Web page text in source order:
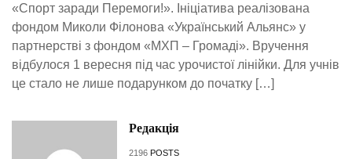
«Спорт заради Перемоги!». Ініціатива реалізована
фондом Миколи Філонова «Український Альянс» у
партнерстві з фондом «МХП – Громаді». Вручення
відбулося 1 вересня під час урочистої лінійки. Для учнів
це стало не лише подарунком до початку […]
Редакція
2196 POSTS